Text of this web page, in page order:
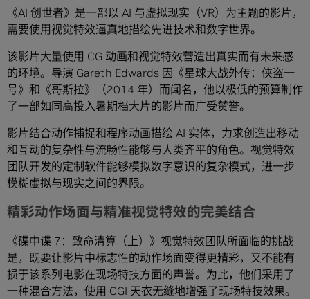
《AI 创世者》是一部以 AI 与虚拟现实（VR）为主题的影片，
需要使用视觉特效逼真地描绘先进技术和数字世界。
该影片大量使用 CG 动画和视觉特效营造出真实而有未来感
的环境。导演 Gareth Edwards 因《星球大战外传：侠盗一
号》和《哥斯拉》（2014 年）而闻名，他以极低的预算制作
了一部如同高投入暑期档大片的影片而广受赞誉。
影片结合动作捕捉和程序动画描绘 AI 实体，力求创造出移动
和互动的复杂性与流畅性能够与人类齐平的角色。视觉特效
团队开发的定制软件能够模拟数字意识的复杂模式，进一步
模糊虚拟与现实之间的界限。
精彩动作场面与精准视觉特效的完美结合
《碟中谍 7：致命清算（上）》视觉特效团队所面临的挑战
是，既要让影片中标志性的动作场面变得更精彩，又不能有
损于该系列电影在现场特技方面的声誉。为此，他们采用了
一种混合方法，使用 CGI 天衣无缝地增强了现场特技效果。